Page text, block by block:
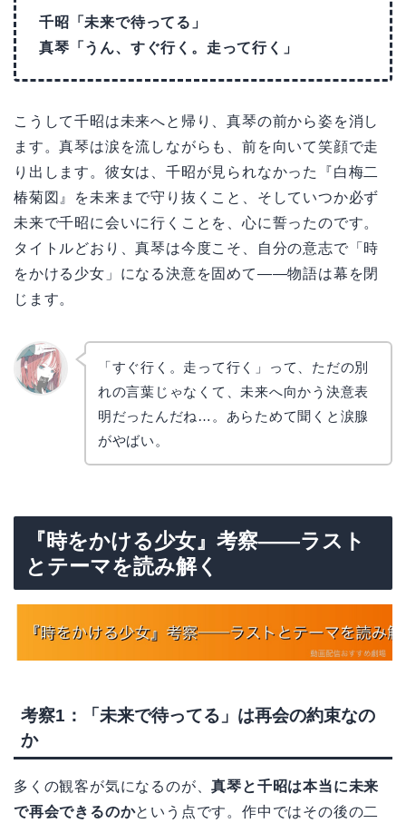
千昭「未来で待ってる」
真琴「うん、すぐ行く。走って行く」
こうして千昭は未来へと帰り、真琴の前から姿を消し
ます。真琴は涙を流しながらも、前を向いて笑顔で走
り出します。彼女は、千昭が見られなかった『白梅二
椿菊図』を未来まで守り抜くこと、そしていつか必ず
未来で千昭に会いに行くことを、心に誓ったのです。
タイトルどおり、真琴は今度こそ、自分の意志で「時
をかける少女」になる決意を固めて——物語は幕を閉
じます。
「すぐ行く。走って行く」って、ただの別
れの言葉じゃなくて、未来へ向かう決意表
明だったんだね…。あらためて聞くと涙腺
がやばい。
『時をかける少女』考察——ラスト
とテーマを読み解く
考察1：「未来で待ってる」は再会の約束なの
か
多くの観客が気になるのが、真琴と千昭は本当に未来
で再会できるのかという点です。作中ではその後の二